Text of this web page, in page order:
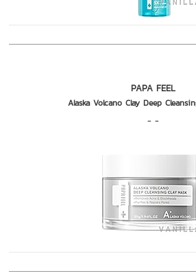
PAPA FEEL
Alaska Volcano Clay Deep
- -